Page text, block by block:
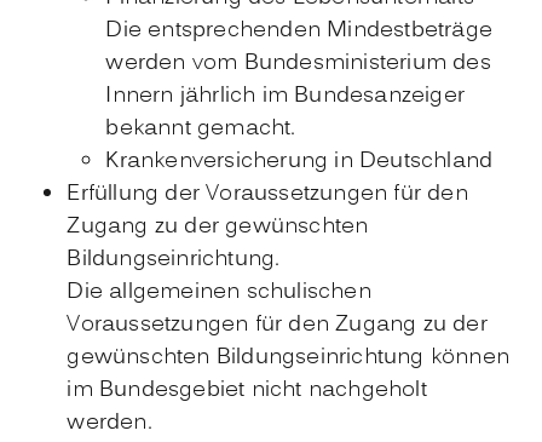
Die entsprechenden Mindestbeträge
werden vom Bundesministerium des
Innern jährlich im Bundesanzeiger
bekannt gemacht.
Krankenversicherung in Deutschland
Erfüllung der Voraussetzungen für den
Zugang zu der gewünschten
Bildungseinrichtung.
Die allgemeinen schulischen
Voraussetzungen für den Zugang zu der
gewünschten Bildungseinrichtung können
im Bundesgebiet nicht nachgeholt
werden.